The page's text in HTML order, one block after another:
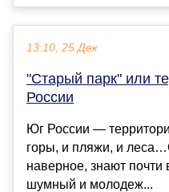
13:10, 25 Дек
"Старый парк" или
России
Юг России —
горы, и пляжи, и
наверное, знают почти
шумный и молодеж...